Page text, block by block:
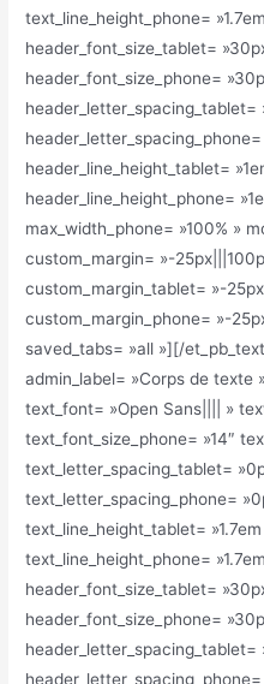
text_line_height_phone=
header_font_size_tablet=
header_font_size_phone=
header_letter_spacing_tablet=
header_line_height_tablet=
header_line_height_phone=
max_width_phone= »100% »
custom_margin= »-
custom_margin_tablet= »-
custom_margin_phone= »-
saved_tabs= »all »][/
admin_label= »Corps de texte
text_font= »Open Sans|||| »
text_font_size_phone= »14″
text_letter_spacing_tablet=
text_letter_spacing_phone=
text_line_height_tablet= »1.7em
text_line_height_phone=
header_font_size_tablet=
header_font_size_phone=
header_letter_spacing_tablet=